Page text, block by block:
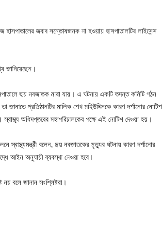
জবাব সন্তোষজনক না হওয়ায় হাসপাতালটির লাইসেন্স
জানিয়েছেন।
ছয় নবজাতক মারা যায়। এ ঘটনায় একটি তদন্ত কমিটি গঠন
প্রতিষ্ঠানটির মালিক শেখ মহিউদ্দিনকে কারণ দর্শানোর নোটিশ
অধিদপ্তরের মহাপরিচালকের পক্ষে এই নোটিশ দেওয়া হয়।
স্বাস্থ্যমন্ত্রী বলেন, ছয় নবজাতকের মৃত্যুর ঘটনায় কারণ দর্শানোর
আইন অনুযায়ী ব্যবস্থা নেওয়া হবে।
বলে জানান সংশ্লিষ্টরা।